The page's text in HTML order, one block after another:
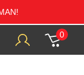
0